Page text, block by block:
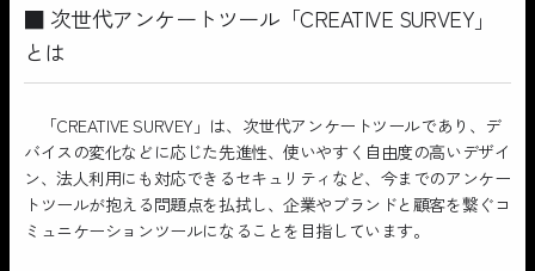
■ 次世代アンケートツール「CREATIVE SURVEY」
とは
「CREATIVE SURVEY」は、次世代アンケートツールであり、デ
バイスの変化などに応じた先進性、使いやすく自由度の高いデザイ
ン、法人利用にも対応できるセキュリティなど、今までのアンケー
トツールが抱える問題点を払拭し、企業やブランドと顧客を繋ぐコ
ミュニケーションツールになることを目指しています。